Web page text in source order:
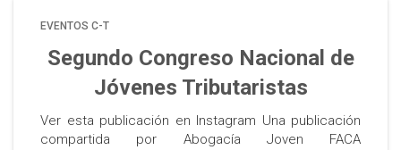
EVENTOS C-T
Segundo Congreso Nacional de
Jóvenes Tributaristas
Ver esta publicación en Instagram Una publicación
compartida por Abogacía Joven FACA